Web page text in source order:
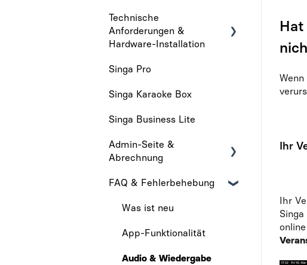
Ihr
Ihr
Technische
Anforderungen &
Hardware-Installation
Technische
Singa Pro
Singa Karaoke Box
Singa Business Lite
Admin-Seite &
Abrechnung
Admin-Seite
Abrechnung
FAQ & Fehlerbehebung
Was ist neu
App-Funktionalität
Audio & Wiedergabe